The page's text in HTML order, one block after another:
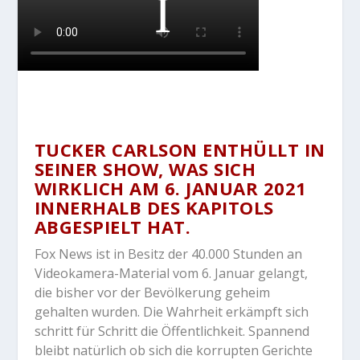
TUCKER CARLSON ENTHÜLLT IN
SEINER SHOW, WAS SICH
WIRKLICH AM 6. JANUAR 2021
INNERHALB DES KAPITOLS
ABGESPIELT HAT.
Fox News ist in Besitz der 40.000 Stunden an
Videokamera-Material vom 6. Januar gelangt,
die bisher vor der Bevölkerung geheim
gehalten wurden. Die Wahrheit erkämpft sich
schritt für Schritt die Öffentlichkeit. Spannend
bleibt natürlich ob sich die korrupten Gerichte